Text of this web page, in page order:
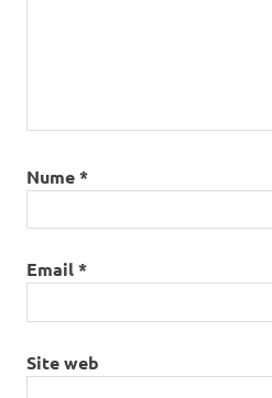
Nume*
Email*
Site web